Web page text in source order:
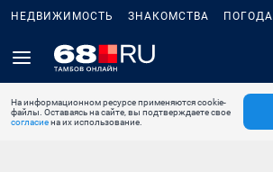
НЕДВИЖИМОСТЬ ЗНАКОМСТВА ПОГОДА
На информационном ресурсе применяются cookie-
файлы. Оставаясь на сайте, вы подтверждаете свое
согласиена их использование.